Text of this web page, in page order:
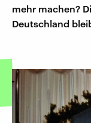
mehr machen?
Deutschland